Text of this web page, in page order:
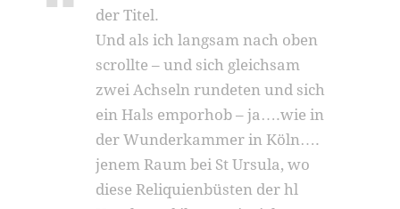
der Titel.
Und als ich langsam nach oben
scrollte – und sich gleichsam
zwei Achseln rundeten und sich
ein Hals emporhob – ja….wie in
der Wunderkammer in Köln….
jenem Raum bei St Ursula, wo
diese Reliquienbüsten der hl